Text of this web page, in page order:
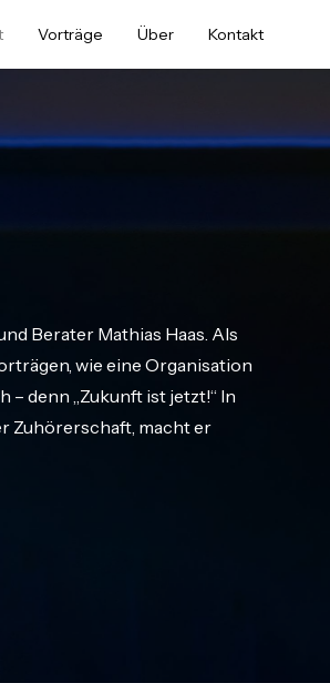
Vorträge Über Kontakt
Berater Mathias Haas. Als
wie eine Organisation
– denn „Zukunft ist jetzt!“ In
Zuhörerschaft, macht er